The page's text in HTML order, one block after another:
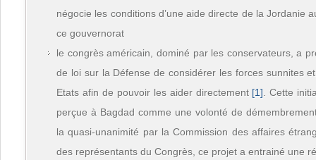
négocie les conditions d’une aide directe de la Jordanie
ce gouvernorat
le congrès américain, dominé par les conservateurs, a
de loi sur la Défense de considérer les forces sunnites
Etats afin de pouvoir les aider directement [1] . Cette
perçue à Bagdad comme une volonté de
la quasi-unanimité par la Commission des affaires
des représentants du Congrès, ce projet a entrainé une